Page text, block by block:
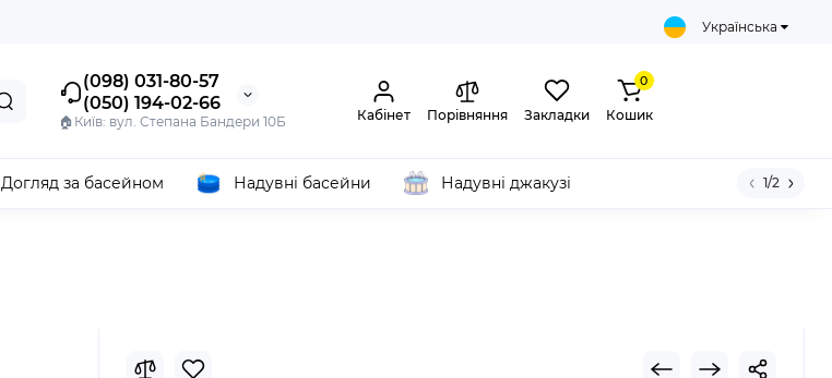
Українська
(098) 031-80-57
(050) 194-02-66
🏠Київ: вул. Степана Бандери 10Б Кабінет Порівняння Закладки
0
Кошик
Догляд за басейном Надувні басейни Надувні джакузі 1/2